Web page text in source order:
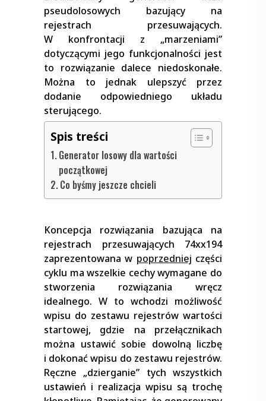
pseudolosowych bazujący na
rejestrach przesuwających.
W konfrontacji z „marzeniami”
dotyczącymi jego funkcjonalności jest
to rozwiązanie dalece niedoskonałe.
Można to jednak ulepszyć przez
dodanie odpowiedniego układu
sterującego.
Spis treści
Generator losowy dla wartości
początkowej
Co byśmy jeszcze chcieli
Koncepcja rozwiązania bazująca na
rejestrach przesuwających 74xx194
zaprezentowana w poprzedniej części
cyklu ma wszelkie cechy wymagane do
stworzenia rozwiązania wręcz
idealnego. W to wchodzi możliwość
wpisu do zestawu rejestrów wartości
startowej, gdzie na przełącznikach
można ustawić sobie dowolną liczbę
i dokonać wpisu do zestawu rejestrów.
Ręczne „dzierganie” tych wszystkich
ustawień i realizacja wpisu są trochę